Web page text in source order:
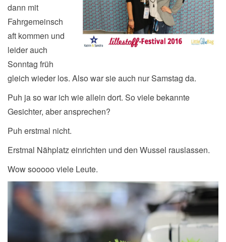
dann mit
Fahrgemeinsch
aft kommen und
leider auch
Sonntag früh
gleich wieder los. Also war sie auch nur Samstag da.
Puh ja so war ich wie allein dort. So viele bekannte
Gesichter, aber ansprechen?
Puh erstmal nicht.
Erstmal Nähplatz einrichten und den Wussel rauslassen.
Wow sooooo viele Leute.